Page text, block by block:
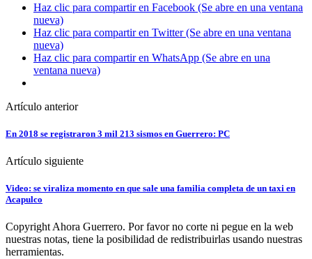
Haz clic para compartir en Facebook (Se abre en una ventana
nueva)
Haz clic para compartir en Twitter (Se abre en una ventana
nueva)
Haz clic para compartir en WhatsApp (Se abre en una
ventana nueva)
Artículo anterior
En 2018 se registraron 3 mil 213 sismos en Guerrero: PC
Artículo siguiente
Video: se viraliza momento en que sale una familia completa de un taxi en
Acapulco
Copyright Ahora Guerrero. Por favor no corte ni pegue en la web
nuestras notas, tiene la posibilidad de redistribuirlas usando nuestras
herramientas.